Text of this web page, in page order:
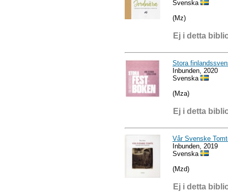
Svenska
(Mz)
Ej i detta
Stora
Inbunden, 2020
Svenska
(Mza)
Ej i detta
Vår Svenske
Inbunden, 2019
Svenska
(Mzd)
Ej i detta